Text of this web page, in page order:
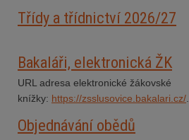
Třídy a třídnictví 2026/27
Bakaláři, elektronická ŽK
URL adresa elektronické žákovské
knížky: https://zsslusovice.bakalari.cz/.
Objednávání obědů